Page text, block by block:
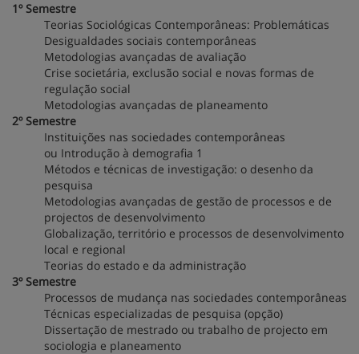
1º Semestre
Teorias Sociológicas Contemporâneas: Problemáticas
Desigualdades sociais contemporâneas
Metodologias avançadas de avaliação
Crise societária, exclusão social e novas formas de
regulação social
Metodologias avançadas de planeamento
2º Semestre
Instituições nas sociedades contemporâneas
ou Introdução à demografia 1
Métodos e técnicas de investigação: o desenho da
pesquisa
Metodologias avançadas de gestão de processos e de
projectos de desenvolvimento
Globalização, território e processos de desenvolvimento
local e regional
Teorias do estado e da administração
3º Semestre
Processos de mudança nas sociedades contemporâneas
Técnicas especializadas de pesquisa (opção)
Dissertação de mestrado ou trabalho de projecto em
sociologia e planeamento